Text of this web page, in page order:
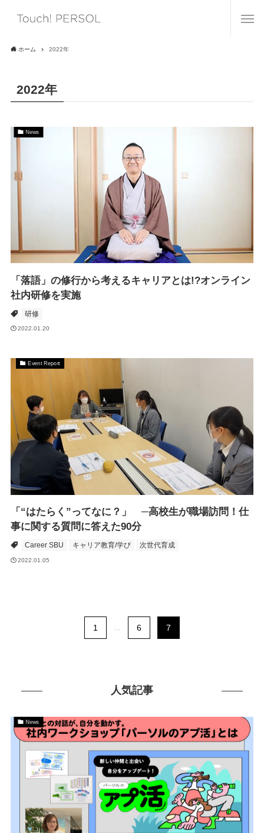
ホーム 2022年
2022年
News
「落語」の修行から考えるキャリアとは!?オンライン
社内研修を実施
研修
2022.01.20
Event Report
「“はたらく”ってなに？」 ─高校生が職場訪問！仕
事に関する質問に答えた90分
Career SBU キャリア教育/学び 次世代育成
2022.01.05
1 ... 6 7
人気記事
News